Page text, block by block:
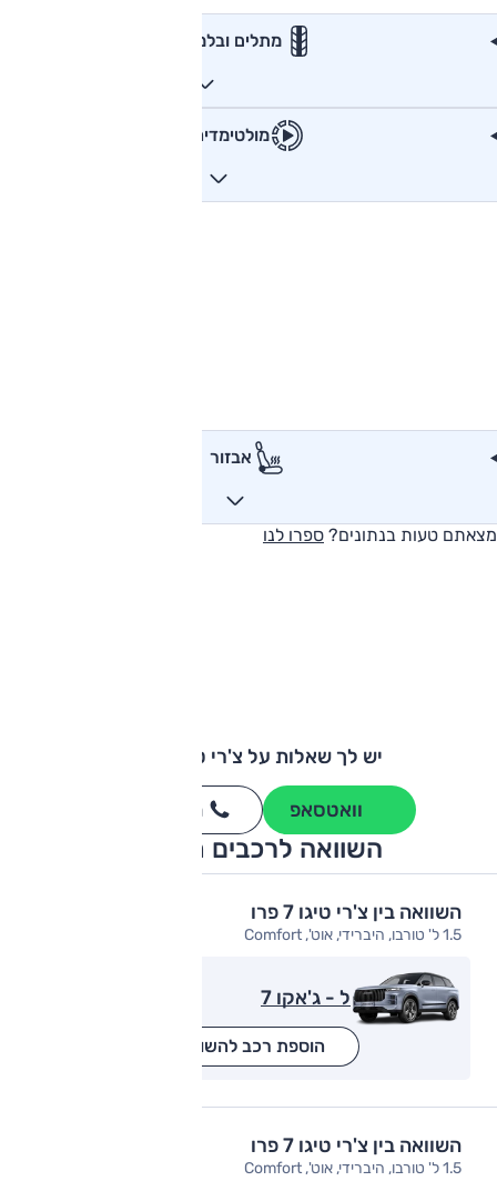
מתלים ובלמים
מולטימדיה
אבזור
מצאתם טעות בנתונים? ספרו לנו
יש לך שאלות על צ'רי טיגו 7 פרו?
וואטסאפ חייגו
השוואה לרכבים מתחרים
השוואה בין צ'רי טיגו 7 פרו
1.5 ל' טורבו, היברידי, אוט', Comfort
ל - ג'אקו 7
הוספת רכב להשוואה
השוואה בין צ'רי טיגו 7 פרו
1.5 ל' טורבו, היברידי, אוט', Comfort